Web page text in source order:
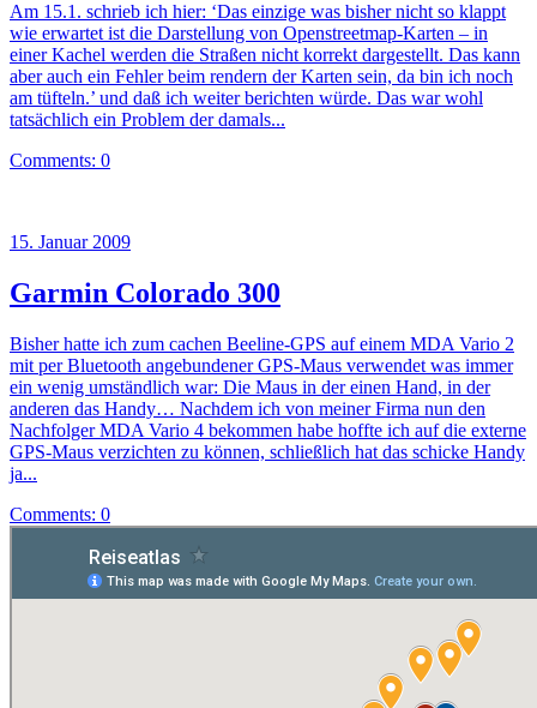
Am 15.1. schrieb ich hier: ‘Das einzige was bisher nicht so klappt
wie erwartet ist die Darstellung von Openstreetmap-Karten – in
einer Kachel werden die Straßen nicht korrekt dargestellt. Das kann
aber auch ein Fehler beim rendern der Karten sein, da bin ich noch
am tüfteln.’ und daß ich weiter berichten würde. Das war wohl
tatsächlich ein Problem der damals...
Comments: 0
15. Januar 2009
Garmin Colorado 300
Bisher hatte ich zum cachen Beeline-GPS auf einem MDA Vario 2
mit per Bluetooth angebundener GPS-Maus verwendet was immer
ein wenig umständlich war: Die Maus in der einen Hand, in der
anderen das Handy… Nachdem ich von meiner Firma nun den
Nachfolger MDA Vario 4 bekommen habe hoffte ich auf die externe
GPS-Maus verzichten zu können, schließlich hat das schicke Handy
ja...
Comments: 0